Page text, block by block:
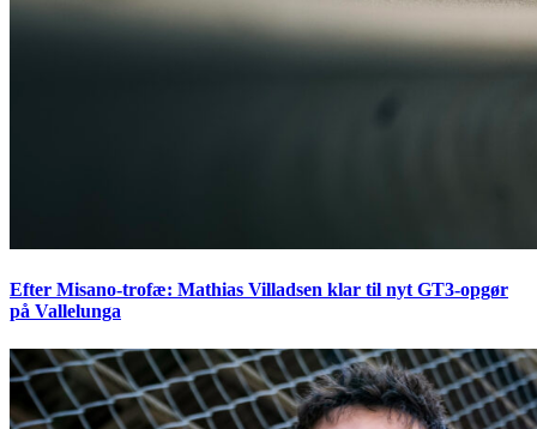
Efter Misano-trofæ: Mathias Villadsen klar til nyt GT3-opgør
på Vallelunga